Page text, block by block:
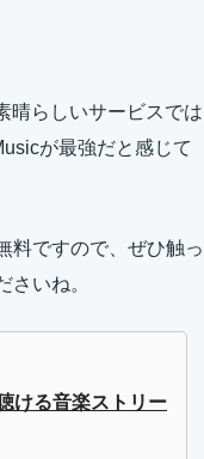
晴らしいサービスでは
が最強だと感じて
料ですので、ぜひ触っ
さいね。
ける音楽ストリー